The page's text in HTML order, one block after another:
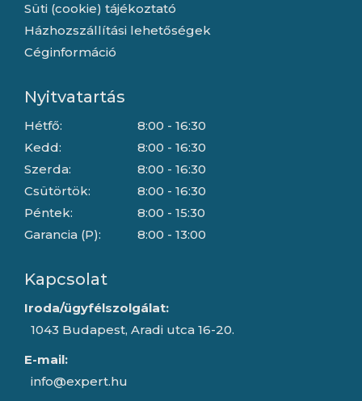
Süti (cookie) tájékoztató
Házhozszállítási lehetőségek
Céginformáció
Nyitvatartás
Hétfő:
Kedd:
Szerda:
Csütörtök:
Péntek:
Garancia (P):
8:00 - 16:30
8:00 - 16:30
8:00 - 16:30
8:00 - 16:30
8:00 - 15:30
8:00 - 13:00
Kapcsolat
Iroda/ügyfélszolgálat:
1043 Budapest, Aradi utca 16-20.
E-mail:
info@expert.hu